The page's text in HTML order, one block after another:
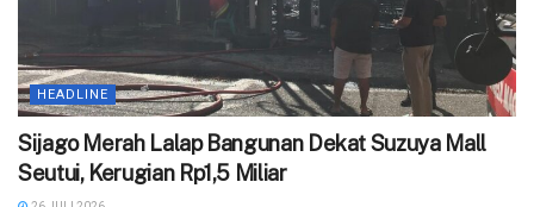
HEADLINE
Sijago Merah Lalap Bangunan Dekat Suzuya Mall
Seutui, Kerugian Rp1,5 Miliar